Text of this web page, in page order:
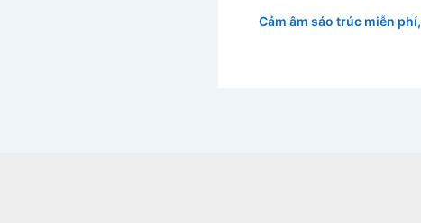
Cảm âm sáo trúc miễn phí,